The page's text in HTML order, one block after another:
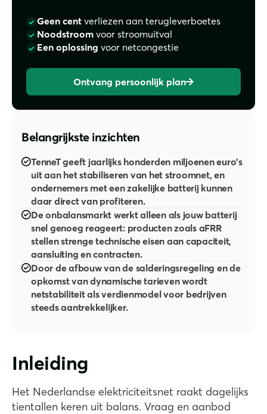
Geen cent verliezen aan terugleverboetes
Noodstroom voor stroomuitval
Een oplossing voor netcongestie
Ontvang persoonlijk plan
Belangrijkste inzichten
TenneT geeft jaarlijks honderden miljoenen euro's
uit aan het stabiliseren van het stroomnet, en
ondernemers met een zakelijke batterij kunnen
daar direct van profiteren.
De onbalansmarkt werkt alleen als jouw batterij
snel genoeg reageert: producten zoals aFRR
stellen strenge technische eisen aan capaciteit,
aansluiting en contracten.
Door de afbouw van de salderingsregeling en de
opkomst van dynamische tarieven wordt
netstabiliteit als verdienmodel voor bedrijven
steeds aantrekkelijker.
Inleiding
Het Nederlandse elektriciteitsnet raakt dagelijks
tientallen keren uit balans. Vraag en aanbod